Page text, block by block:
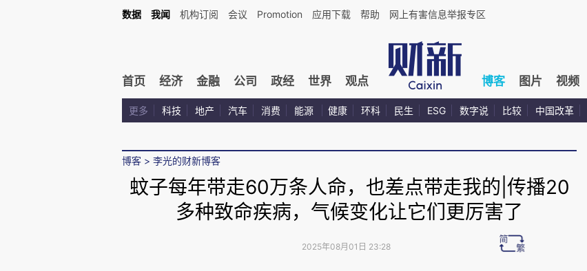
数据 我闻 机构订阅 会议 Promotion 应用下载 帮助 网上有害信息举报专区
首页 经济 金融 公司 政经 世界 观点 博客 图片 视频
更多 科技 地产 汽车 消费 能源 健康 环科 民生 ESG 数字说 比较 中国改革
博客 > 李光的财新博客
蚊子每年带走60万条人命，也差点带走我的|传播20
多种致命疾病，气候变化让它们更厉害了
2025年08月01日 23:28